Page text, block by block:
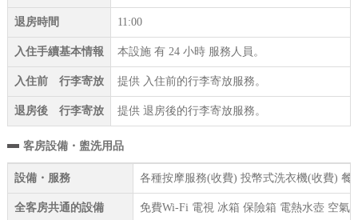
退房時間 11:00
入住手續基本情報 本設施 有 24 小時 服務人員。
入住前 行李寄放 提供 入住前的行李寄放服務。
退房後 行李寄放 提供 退房後的行李寄放服務。
客房設備・盥洗用品
設備・服務 各種按摩服務(收費) 投幣式洗衣機(收費)
全客房共通的設備 免費Wi-Fi 電視 冰箱 保險箱 電熱水壺 空氣